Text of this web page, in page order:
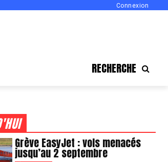
Connexion
RECHERCHE
Grève EasyJet : vols menacés
jusqu’au 2 septembre